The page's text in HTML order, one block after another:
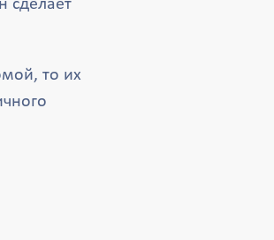
сделает
то их